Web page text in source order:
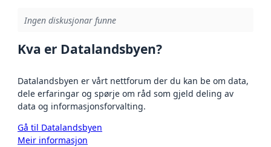
Ingen diskusjonar funne
Kva er Datalandsbyen?
Datalandsbyen er vårt nettforum der du kan be om data,
dele erfaringar og spørje om råd som gjeld deling av
data og informasjonsforvalting.
Gå til Datalandsbyen
Meir informasjon